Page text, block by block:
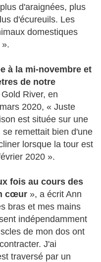
d'araignées, plus
d'écureuils. Les
domestiques
à la mi-novembre et
de notre
River, en
2020, « Juste
est située sur une
remettait bien d'une
lorsque la tour est
2020 ».
fois au cours des
cœur », a écrit Ann
bras et mes mains
indépendamment
de mon dos ont
J'ai
traversé par un